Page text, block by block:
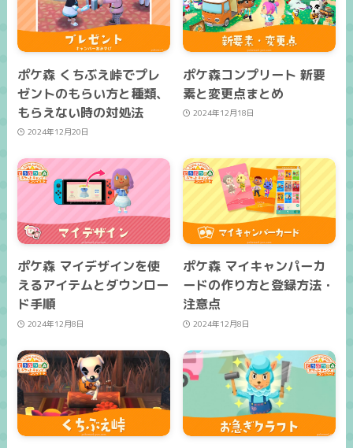
ポケ森 くちぶえ峠でプレ
ゼントのもらい方と種類、
もらえない時の対処法
2024年12月20日
ポケ森コンプリート 新要
素と変更点まとめ
2024年12月18日
ポケ森 マイデザインを使
えるアイテムとダウンロー
ド手順
2024年12月8日
ポケ森 マイキャンパーカ
ードの作り方と登録方法・
注意点
2024年12月8日